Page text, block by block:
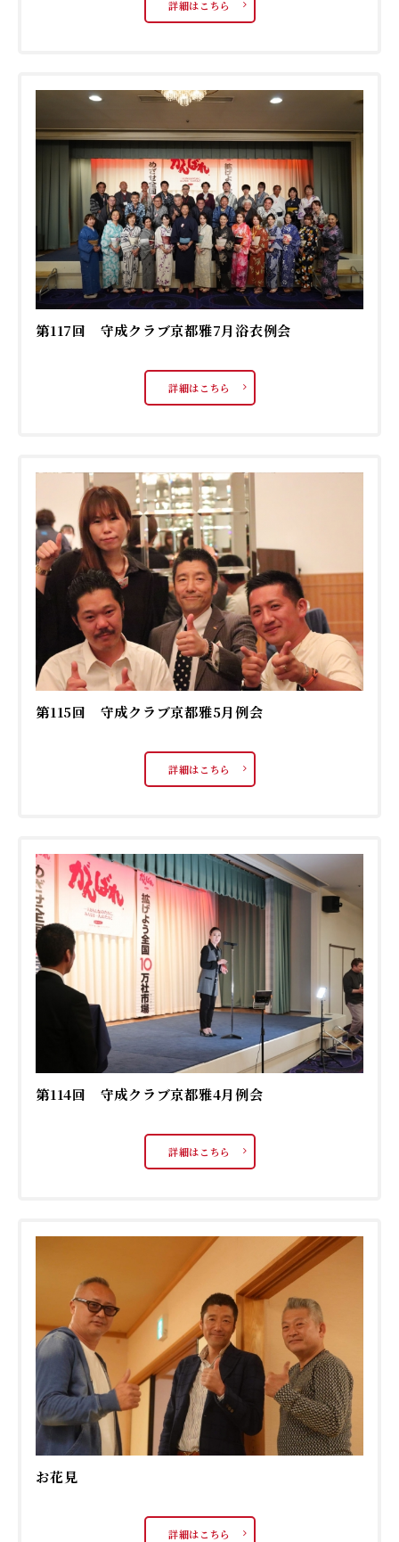
詳細はこちら
第117回 守成クラブ京都雅7月浴衣例会
詳細はこちら
第115回 守成クラブ京都雅5月例会
詳細はこちら
第114回 守成クラブ京都雅4月例会
詳細はこちら
お花見
詳細はこちら